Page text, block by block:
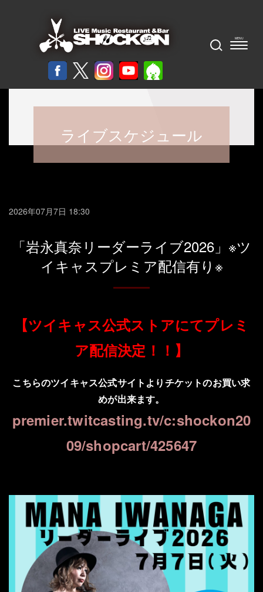
ライブスケジュール
2026年07月7日 18:30
「岩永真奈リーダーライブ2026」※ツ
イキャスプレミア配信有り※
【ツイキャス公式ストアにてプレミ
ア配信決定！！】
こちらのツイキャス公式サイトよりチケットのお買い求
めが出来ます。
premier.twitcasting.tv/c:shockon20
09/shopcart/425647